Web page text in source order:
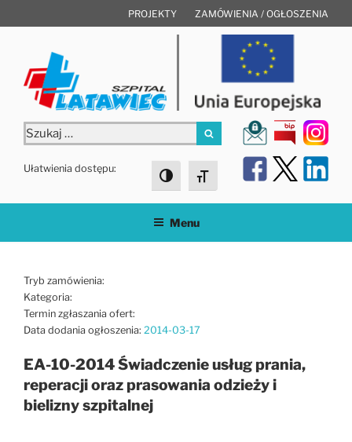
do
PROJEKTY ZAMÓWIENIA / OGŁOSZENIA
Szukaj:
Szukaj
Ułatwienia dostępu:
Toggle High Contrast
Toggle Font size
Menu
Tryb zamówienia:
Kategoria:
Termin zgłaszania ofert:
Data dodania ogłoszenia: 2014-03-17
EA-10-2014 Świadczenie usług prania,
reperacji oraz prasowania odzieży i
bielizny szpitalnej